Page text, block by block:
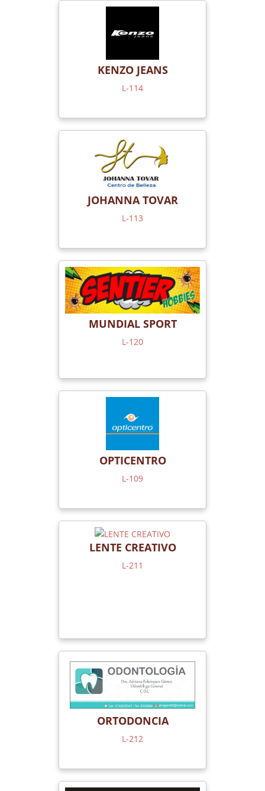
KENZO JEANS
L-114
JOHANNA TOVAR
L-113
MUNDIAL SPORT
L-120
OPTICENTRO
L-109
LENTE CREATIVO
L-211
ORTODONCIA
L-212